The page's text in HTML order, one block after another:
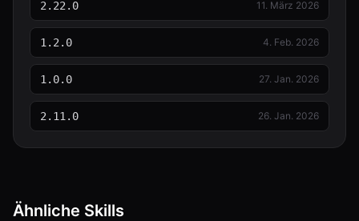
2.22.0 11. März 2026
1.2.0 4. Feb. 2026
1.0.0 27. Jan. 2026
2.11.0 26. Jan. 2026
Ähnliche Skills